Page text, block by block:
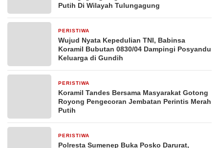
Putih Di Wilayah Tulungagung
PERISTIWA
Wujud Nyata Kepedulian TNI, Babinsa
Koramil Bubutan 0830/04 Dampingi Posyandu
Keluarga di Gundih
PERISTIWA
Koramil Tandes Bersama Masyarakat Gotong
Royong Pengecoran Jembatan Perintis Merah
Putih
PERISTIWA
Polresta Sumenep Buka Posko Darurat,